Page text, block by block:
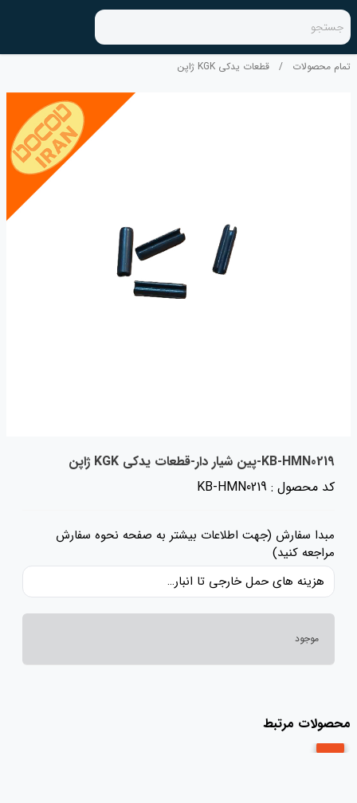
جستجو
تمام محصولات / قطعات یدکی KGK ژاپن
KB-HMN0219-پین شیار دار-قطعات یدکی KGK ژاپن
کد محصول : KB-HMN0219
مبدا سفارش (جهت اطلاعات بیشتر به صفحه نحوه سفارش
مراجعه کنید)
هزینه های حمل خارجی تا انبار ایران، حقوق گمرکی و عوارض و مالیات و سایر هزینه های کالا به قیمت ریالی کالا اضافه شده است و حمل داخلی رایگان می باشد.
موجود
محصولات مرتبط